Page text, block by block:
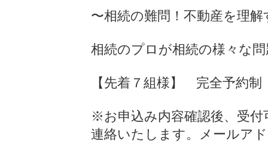
〜相続の難問！不動産を理解
相続のプロが相続の様々な
【先着７組様】 完全予約
※お申込み内容確認後、受
連絡いたします。メールア